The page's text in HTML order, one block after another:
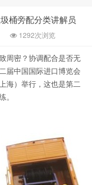
桶旁配分类讲解员
1292次浏览
周密？协调配合是否无
届中国国际进口博览会
海）举行，这也是第二